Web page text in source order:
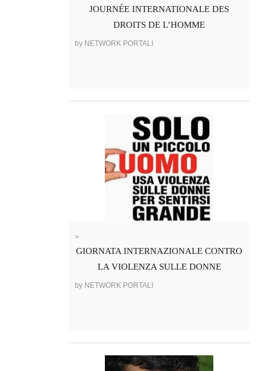
JOURNÉE INTERNATIONALE DES
DROITS DE L’HOMME
by NETWORK PORTALI
>
GIORNATA INTERNAZIONALE CONTRO
LA VIOLENZA SULLE DONNE
by NETWORK PORTALI